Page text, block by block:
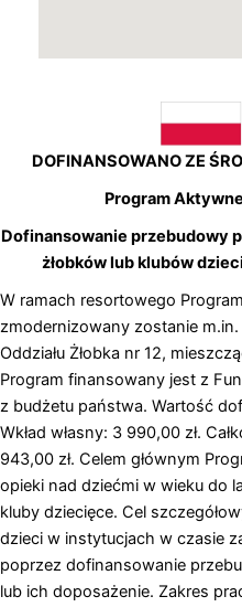
DOFINANSOWANO ZE
Program
Dofinansowanie przebudowy
żłobków lub klubów
W ramach resortowego
zmodernizowany zostanie m.in.
Oddziału Żłobka nr 12,
Program finansowany jest z
z budżetu państwa. Wartość
Wkład własny: 3 990,00 zł.
943,00 zł. Celem głównym
opieki nad dziećmi w wieku do
kluby dziecięce. Cel
dzieci w instytucjach w czasie
poprzez dofinansowanie
lub ich doposażenie. Zakres